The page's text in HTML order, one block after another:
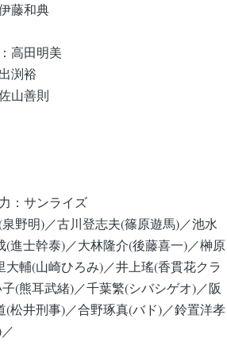
藤和典
高田明美
渕裕
山善則
：サンライズ
野明)／古川登志夫(篠原遊馬)／池水
(進士幹泰)／大林隆介(後藤喜一)／榊原
大輔(山崎ひろみ)／井上瑤(香貫花クラ
(熊耳武緒)／千葉繁(シバシゲオ)／阪
(松井刑事)／合野琢真(バド)／鈴置洋孝